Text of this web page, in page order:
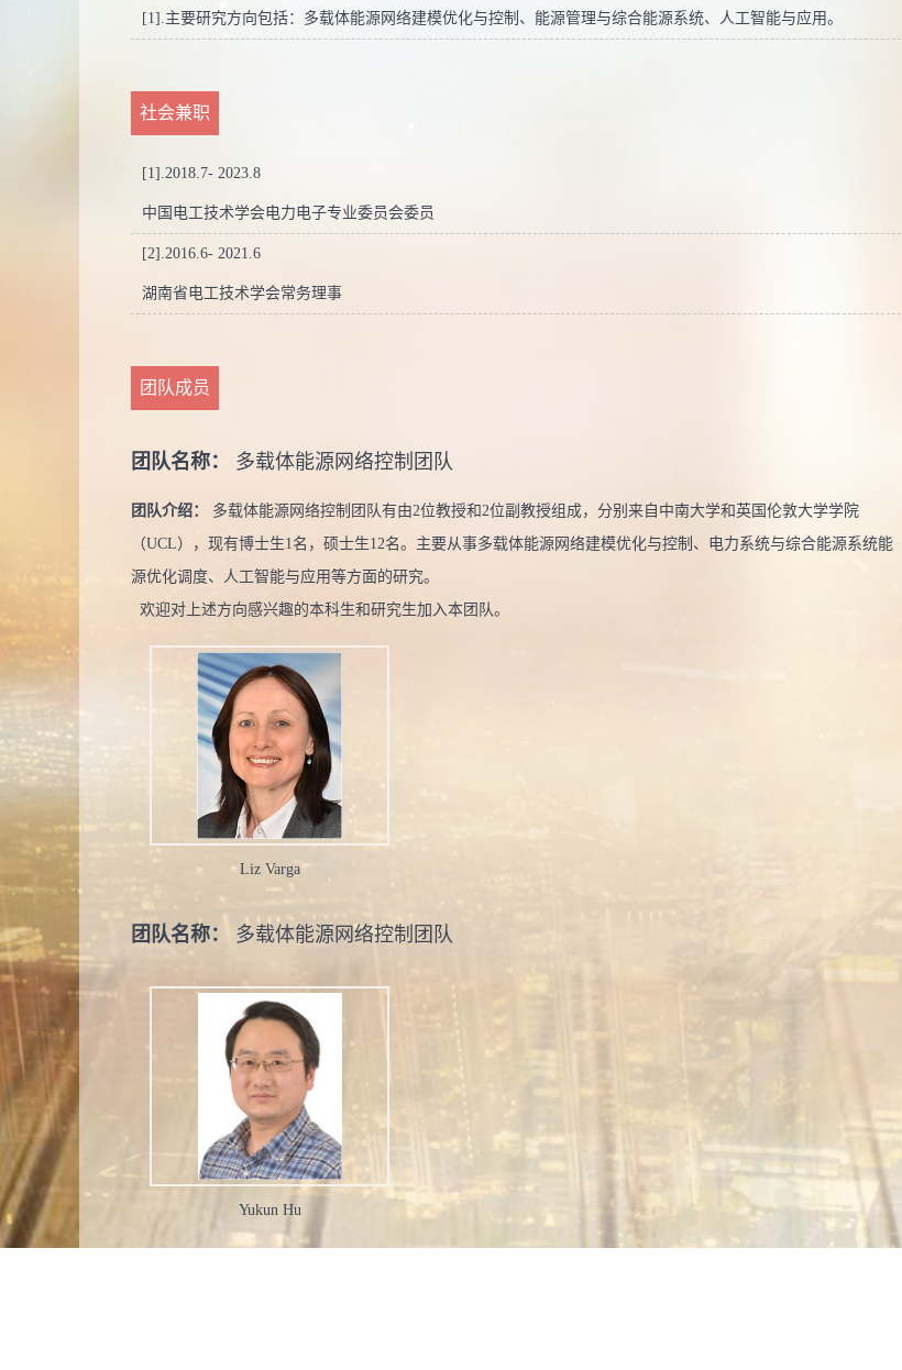
[1].主要研究方向包括：多载体能源网络建模优化与控制、能源管理与综合能源系统、人工智能与应用。
社会兼职
[1].2018.7- 2023.8
中国电工技术学会电力电子专业委员会委员
[2].2016.6- 2021.6
湖南省电工技术学会常务理事
团队成员
团队名称： 多载体能源网络控制团队
团队介绍：
多载体能源网络控制团队有由2位教授和2位副教授组成，分别来自中南大学和英国伦敦大学学院
（UCL），现有博士生1名，硕士生12名。主要从事多载体能源网络建模优化与控制、电力系统与综合能源系统能
源优化调度、人工智能与应用等方面的研究。
欢迎对上述方向感兴趣的本科生和研究生加入本团队。
Liz Varga
团队名称： 多载体能源网络控制团队
Yukun Hu